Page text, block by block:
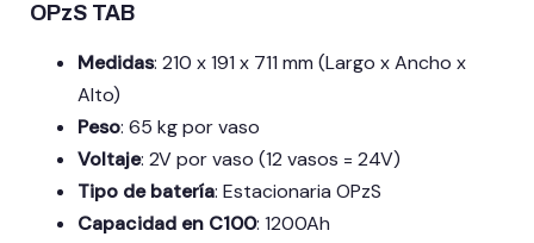
OPzS TAB
Medidas: 210 x 191 x 711 mm (Largo x Ancho x
Alto)
Peso: 65 kg por vaso
Voltaje: 2V por vaso (12 vasos = 24V)
Tipo de batería: Estacionaria OPzS
Capacidad en C100: 1200Ah